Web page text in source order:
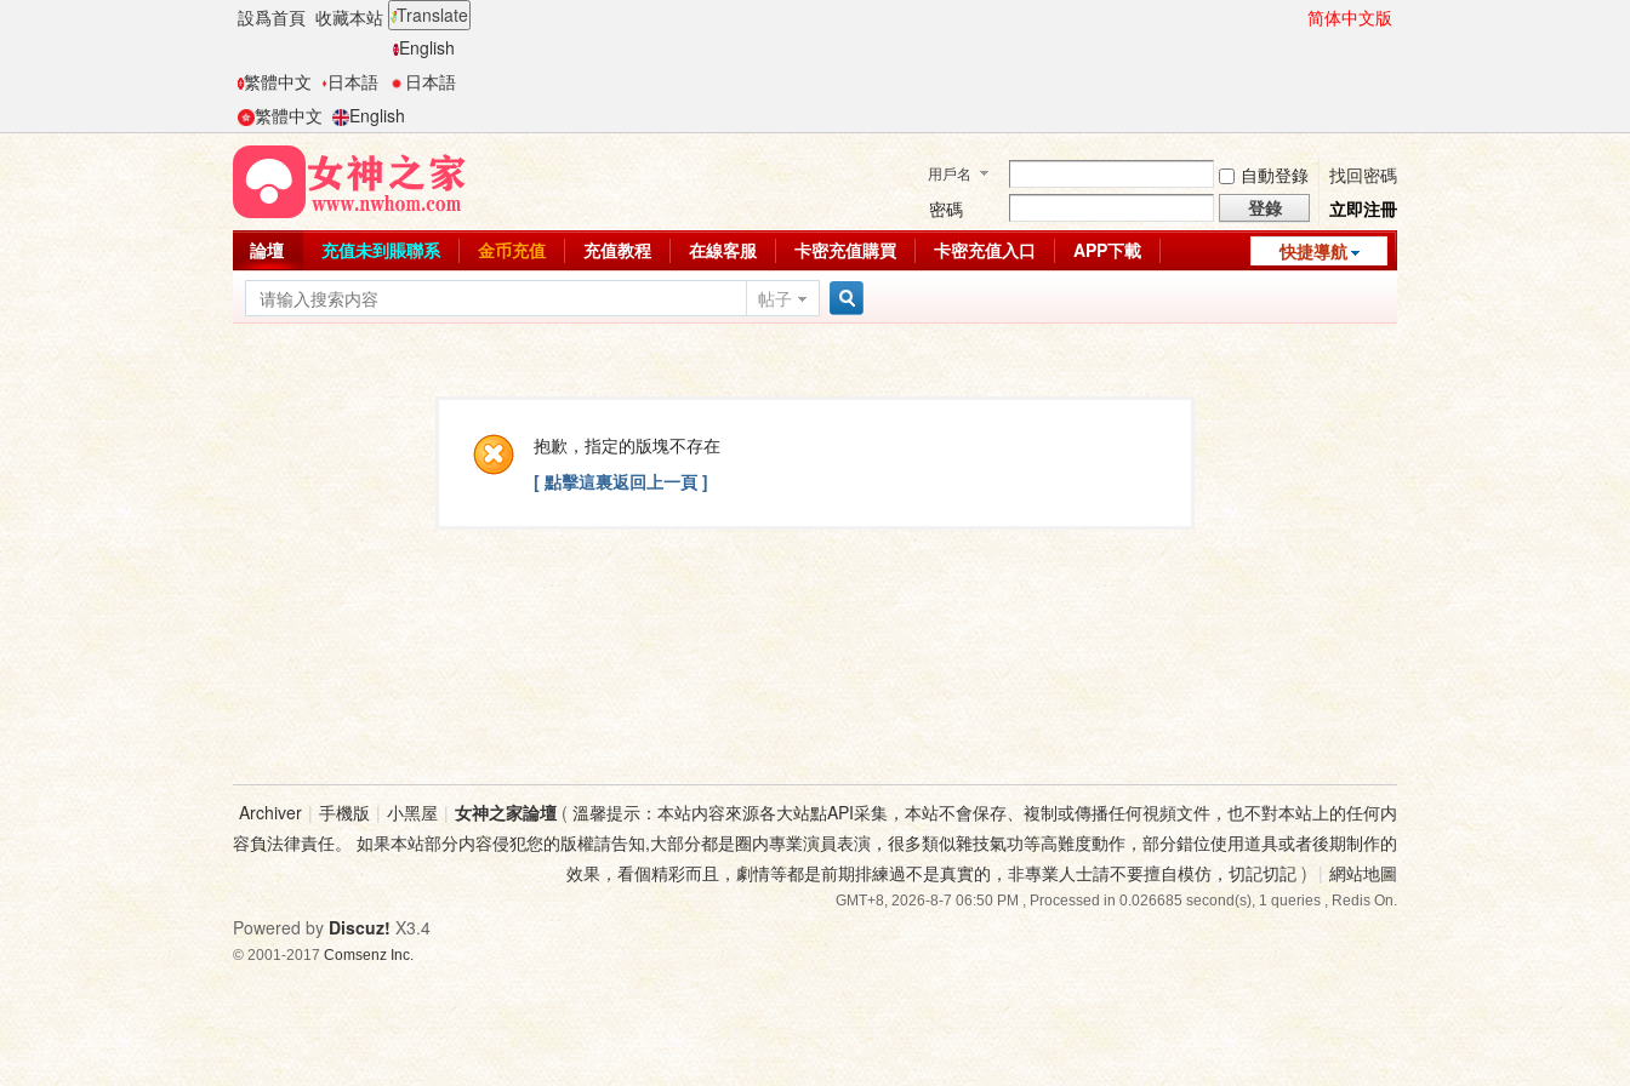
設爲首頁 收藏本站 Translate
English
繁體中文
日本語
日本語
繁體中文
English
简体中文版
用戶名 自動登錄
找回密碼
密碼
登錄
立即注冊
快捷導航
論壇 充值未到賬聯系 金币充值 充值教程 在線客服 卡密充值購買 卡密充值入口
APP下載
帖子
抱歉，指定的版塊不存在
[ 點擊這裏返回上一頁 ]
Archiver | 手機版 | 小黑屋 | 女神之家論壇 ( 溫馨提示：本站内容來源各大站點API采集，本站不會保存、複制或傳播任何視頻文件，也不對本站上的任何内
容負法律責任。 如果本站部分内容侵犯您的版權請告知,大部分都是圈内專業演員表演，很多類似雜技氣功等高難度動作，部分錯位使用道具或者後期制作的
效果，看個精彩而且，劇情等都是前期排練過不是真實的，非專業人士請不要擅自模仿，切記切記 ) | 網站地圖
GMT+8, 2026-8-7 06:50 PM, Processed in 0.026685 second(s), 1 queries , Redis On.
Powered by Discuz! X3.4
© 2001-2017 Comsenz Inc.